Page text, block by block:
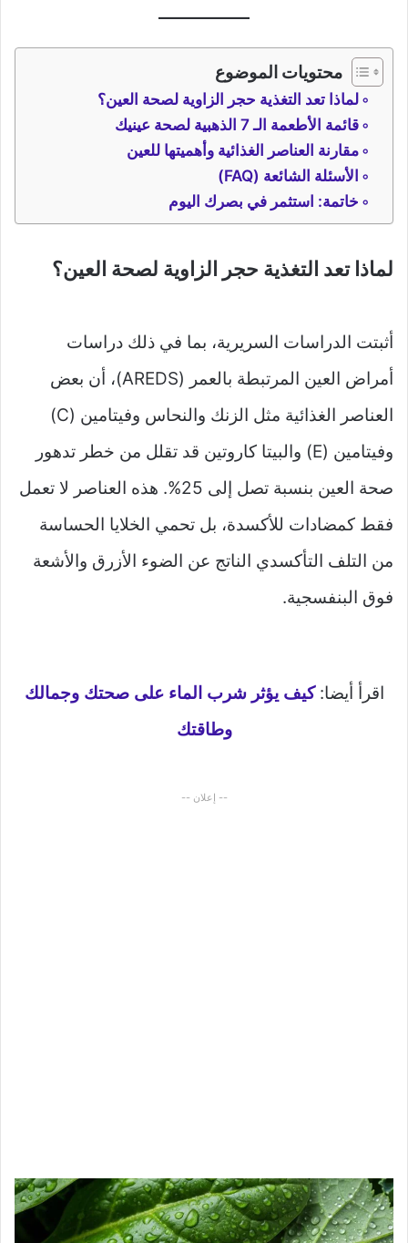
محتويات الموضوع
لماذا تعد التغذية حجر الزاوية لصحة العين؟
قائمة الأطعمة الـ 7 الذهبية لصحة عينيك
مقارنة العناصر الغذائية وأهميتها للعين
الأسئلة الشائعة (FAQ)
خاتمة: استثمر في بصرك اليوم
لماذا تعد التغذية حجر الزاوية لصحة العين؟
أثبتت الدراسات السريرية، بما في ذلك دراسات
أمراض العين المرتبطة بالعمر (AREDS)، أن بعض
العناصر الغذائية مثل الزنك والنحاس وفيتامين (C)
وفيتامين (E) والبيتا كاروتين قد تقلل من خطر تدهور
صحة العين بنسبة تصل إلى 25%. هذه العناصر لا تعمل
فقط كمضادات للأكسدة، بل تحمي الخلايا الحساسة
من التلف التأكسدي الناتج عن الضوء الأزرق والأشعة
فوق البنفسجية.
اقرأ أيضا:كيف يؤثر شرب الماء على صحتك وجمالك
وطاقتك
-- إعلان --